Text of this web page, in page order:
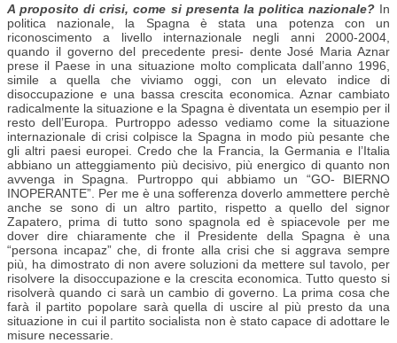
A proposito di crisi, come si presenta la politica nazionale? In
politica nazionale, la Spagna è stata una potenza con un
riconoscimento a livello internazionale negli anni 2000-2004,
quando il governo del precedente presi- dente José Maria Aznar
prese il Paese in una situazione molto complicata dall’anno 1996,
simile a quella che viviamo oggi, con un elevato indice di
disoccupazione e una bassa crescita economica. Aznar cambiato
radicalmente la situazione e la Spagna è diventata un esempio per il
resto dell’Europa. Purtroppo adesso vediamo come la situazione
internazionale di crisi colpisce la Spagna in modo più pesante che
gli altri paesi europei. Credo che la Francia, la Germania e l’Italia
abbiano un atteggiamento più decisivo, più energico di quanto non
avvenga in Spagna. Purtroppo qui abbiamo un “GO- BIERNO
INOPERANTE”. Per me è una sofferenza doverlo ammettere perchè
anche se sono di un altro partito, rispetto a quello del signor
Zapatero, prima di tutto sono spagnola ed è spiacevole per me
dover dire chiaramente che il Presidente della Spagna è una
“persona incapaz” che, di fronte alla crisi che si aggrava sempre
più, ha dimostrato di non avere soluzioni da mettere sul tavolo, per
risolvere la disoccupazione e la crescita economica. Tutto questo si
risolverà quando ci sarà un cambio di governo. La prima cosa che
farà il partito popolare sarà quella di uscire al più presto da una
situazione in cui il partito socialista non è stato capace di adottare le
misure necessarie.